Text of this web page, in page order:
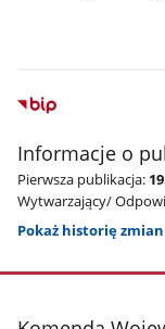
Informacje o
Pierwsza publikacja:
Wytwarzający/
Pokaż historię zmian